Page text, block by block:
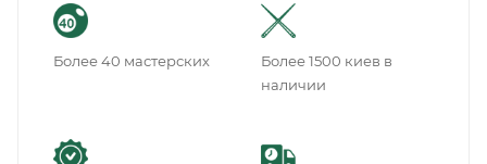
Более 40 мастерских
Более 1500 киев в
наличии